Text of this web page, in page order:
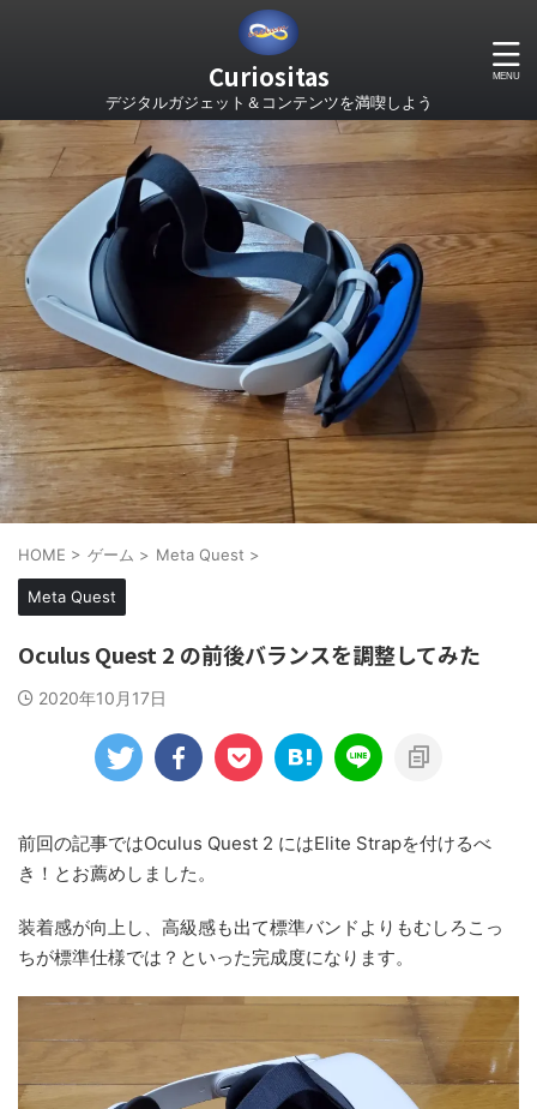
Curiositas
デジタルガジェット＆コンテンツを満喫しよう
HOME > ゲーム > Meta Quest >
Meta Quest
Oculus Quest 2 の前後バランスを調整してみた
2020年10月17日
前回の記事ではOculus Quest 2 にはElite Strapを付けるべ
き！とお薦めしました。
装着感が向上し、高級感も出て標準バンドよりもむしろこっ
ちが標準仕様では？といった完成度になります。